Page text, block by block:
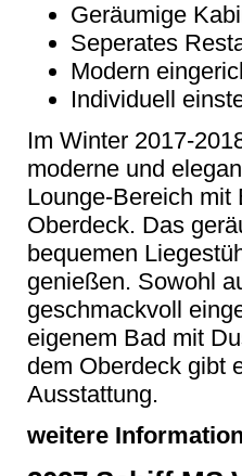
Geräumige
Seperates
Modern
Individuell
Im Winter 2017-
moderne und
Lounge-Bereich mit
Oberdeck. Das
bequemen
genießen. Sowohl
geschmackvoll
eigenem Bad mit
dem Oberdeck gibt
Ausstattung.
weitere